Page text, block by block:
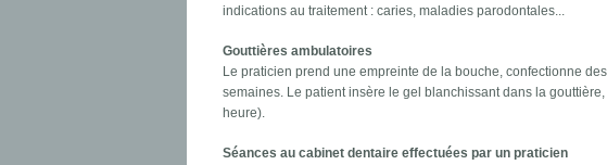
indications au traitement : caries, maladies parodontales...
Gouttières ambulatoires
Le praticien prend une empreinte de la bouche, confectionne
semaines. Le patient insère le gel blanchissant dans la
heure).
Séances au cabinet dentaire effectuées par un praticien